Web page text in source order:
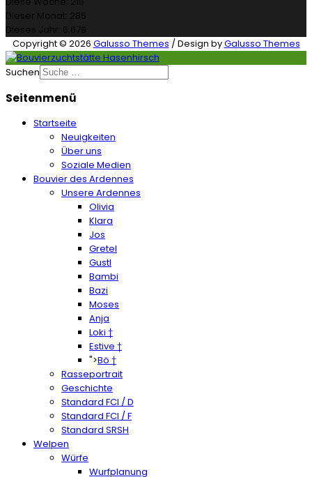
Dieser Monat: 285
Dieses Jahr: 6.679
Copyright © 2026 Galusso Themes / Design byGalusso Themes
Suchen
Seitenmenü
Startseite
Neuigkeiten
Über uns
Soziale Medien
Bouvier des Ardennes
Unsere Ardennes
Olivia
Klara
Jos
Gretel
Gustl
Bambi
Bazi
Moses
Anja
Loki †
Estive †
">Bö †
Rasseportrait
Geschichte
Standard FCI / D
Standard FCI / F
Standard SRSH
Welpen
Würfe
Wurfplanung